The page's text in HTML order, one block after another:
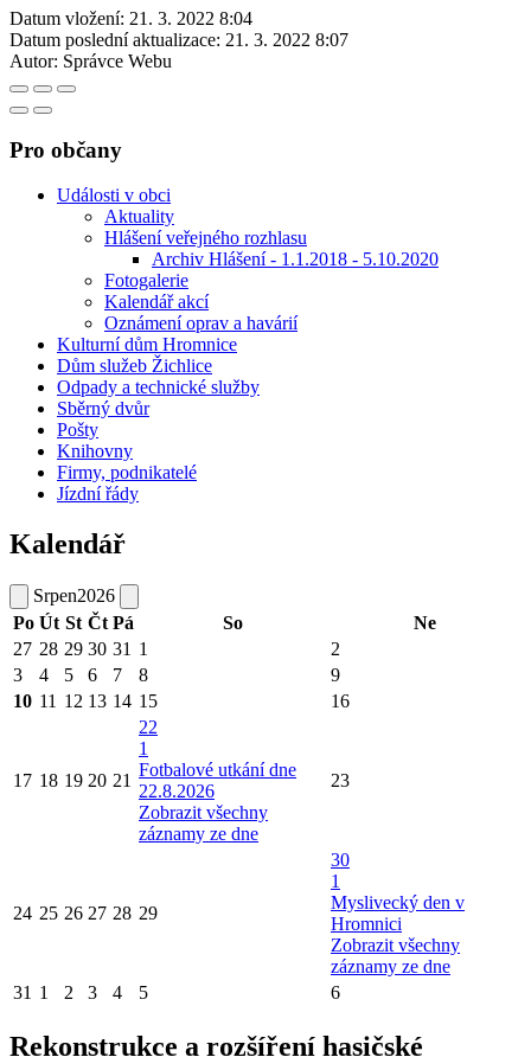
Datum vložení: 21. 3. 2022 8:04
Datum poslední aktualizace: 21. 3. 2022 8:07
Autor: Správce Webu
Pro občany
Události v obci
Aktuality
Hlášení veřejného rozhlasu
Archiv Hlášení - 1.1.2018 - 5.10.2020
Fotogalerie
Kalendář akcí
Oznámení oprav a havárií
Kulturní dům Hromnice
Dům služeb Žichlice
Odpady a technické služby
Sběrný dvůr
Pošty
Knihovny
Firmy, podnikatelé
Jízdní řády
Kalendář
Srpen2026
Po Út St Čt Pá So
Ne
27 28 29 30 31 1
2
3
4 5 6 7 8
9
10 11 12 13 14 15 16
17 18 19 20 21
22
1
Fotbalové utkání dne
22.8.2026
Zobrazit všechny
záznamy ze dne
23
24 25 26 27 28 29
30
1
Myslivecký den v
Hromnici
Zobrazit všechny
záznamy ze dne
31 1 2 3 4 5 6
Rekonstrukce a rozšíření hasičské